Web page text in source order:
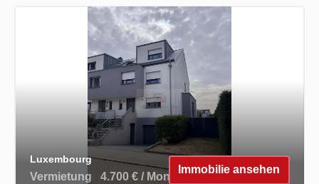
Luxembourg
Vermietung 4.700 € / Monat
Immobilie ansehen